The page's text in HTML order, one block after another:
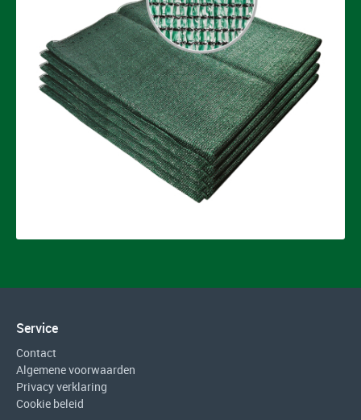
Service
Contact
Algemene voorwaarden
Privacy verklaring
Cookie beleid